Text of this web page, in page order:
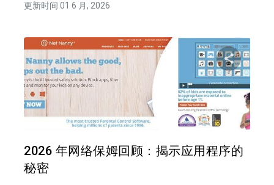
更新时间 01 6 月, 2026
分
2026 年网络保姆回顾：揭示应用程序的
秘密